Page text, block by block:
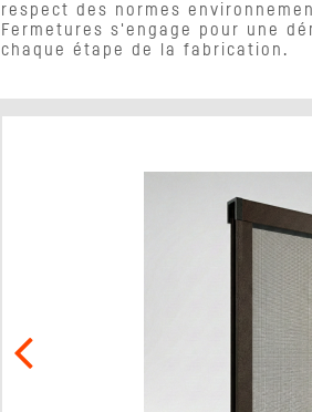
respect des normes
Fermetures s'engage pour une
chaque étape de la fabrication.